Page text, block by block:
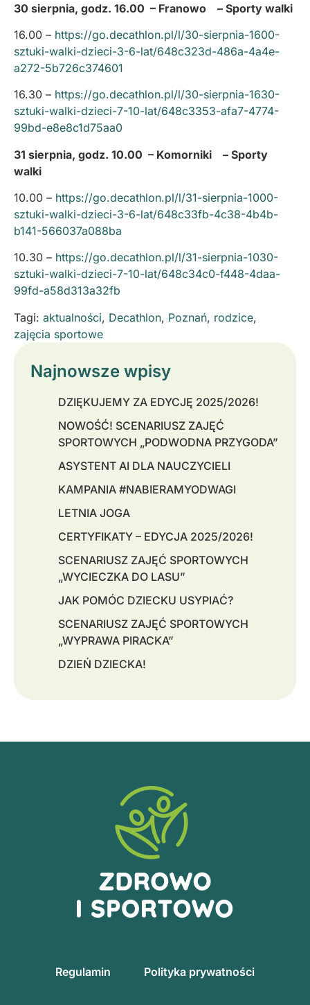
30 sierpnia, godz. 16.00 – Franowo – Sporty walki
16.00 – https://go.decathlon.pl/l/30-sierpnia-1600-
sztuki-walki-dzieci-3-6-lat/648c323d-486a-4a4e-
a272-5b726c374601
16.30 – https://go.decathlon.pl/l/30-sierpnia-1630-
sztuki-walki-dzieci-7-10-lat/648c3353-afa7-4774-
99bd-e8e8c1d75aa0
31 sierpnia, godz. 10.00 – Komorniki – Sporty
walki
10.00 – https://go.decathlon.pl/l/31-sierpnia-1000-
sztuki-walki-dzieci-3-6-lat/648c33fb-4c38-4b4b-
b141-566037a088ba
10.30 – https://go.decathlon.pl/l/31-sierpnia-1030-
sztuki-walki-dzieci-7-10-lat/648c34c0-f448-4daa-
99fd-a58d313a32fb
Tagi: aktualności, Decathlon, Poznań, rodzice,
zajęcia sportowe
Najnowsze wpisy
DZIĘKUJEMY ZA EDYCJĘ 2025/2026!
NOWOŚĆ! SCENARIUSZ ZAJĘĆ
SPORTOWYCH „PODWODNA PRZYGODA”
ASYSTENT AI DLA NAUCZYCIELI
KAMPANIA #NABIERAMYODWAGI
LETNIA JOGA
CERTYFIKATY – EDYCJA 2025/2026!
SCENARIUSZ ZAJĘĆ SPORTOWYCH
„WYCIECZKA DO LASU”
JAK POMÓC DZIECKU USYPIAĆ?
SCENARIUSZ ZAJĘĆ SPORTOWYCH
„WYPRAWA PIRACKA”
DZIEŃ DZIECKA!
Regulamin Polityka prywatności